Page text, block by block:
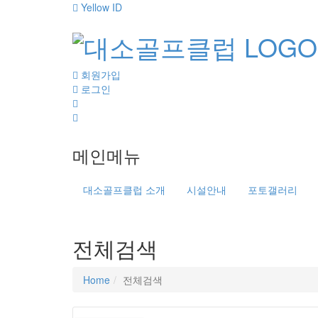
Yellow ID
회원가입
로그인
메인메뉴
대소골프클럽 소개 시설안내 포토갤러리
전체검색
Home 전체검색